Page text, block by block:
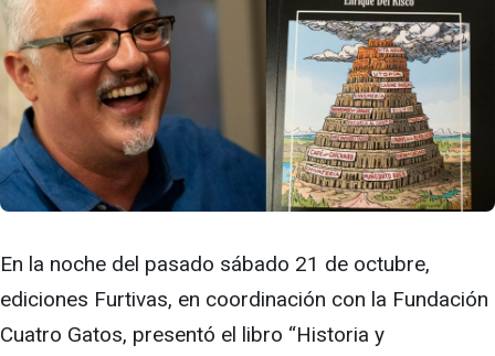
En la noche del pasado sábado 21 de octubre,
ediciones Furtivas, en coordinación con la Fundación
Cuatro Gatos, presentó el libro “Historia y